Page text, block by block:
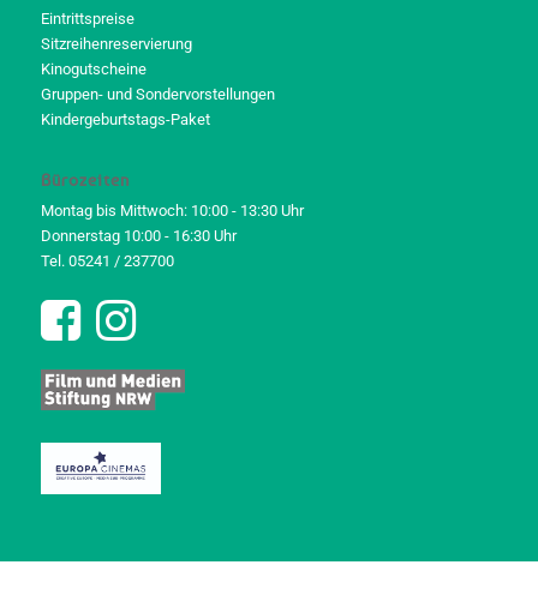
Eintrittspreise
Sitzreihenreservierung
Kinogutscheine
Gruppen- und Sondervorstellungen
Kindergeburtstags-Paket
Bürozeiten
Montag bis Mittwoch: 10:00 - 13:30 Uhr
Donnerstag 10:00 - 16:30 Uhr
Tel. 05241 / 237700